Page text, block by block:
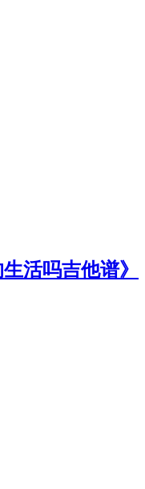
活吗吉他谱》